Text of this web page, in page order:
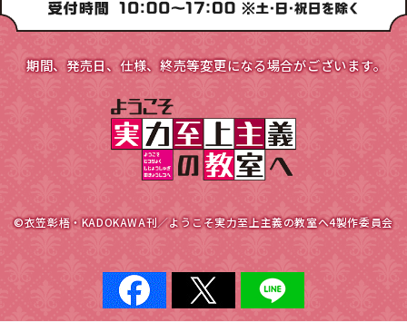
期間、発売日、仕様、終売等変更になる場合がございます｡
©衣笠彰梧・KADOKAWA刊／ようこそ実力至上主義の教室へ4製作委員会